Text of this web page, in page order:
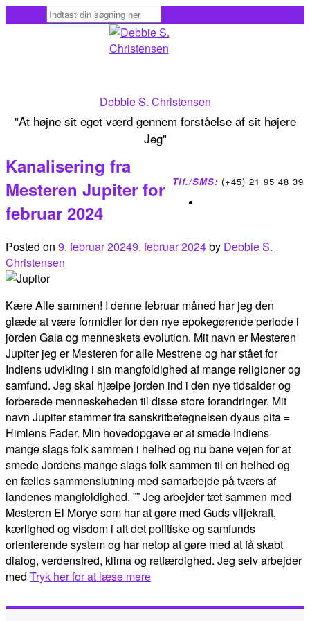
to
Debbie S. Christensen
"At højne sit eget værd gennem forståelse af sit højere
Jeg"
Tlf./SMS: (+45) 21 95 48 39
Kanalisering fra
Mesteren Jupiter for
februar 2024
Posted on 9. februar 20249. februar 2024by Debbie S.
Christensen
Kære Alle sammen! I denne februar måned har jeg den
glæde at være formidler for den nye epokegørende periode i
jorden Gaia og menneskets evolution. Mit navn er Mesteren
Jupiter jeg er Mesteren for alle Mestrene og har stået for
Indiens udvikling i sin mangfoldighed af mange religioner og
samfund. Jeg skal hjælpe jorden ind i den nye tidsalder og
forberede menneskeheden til disse store forandringer. Mit
navn Jupiter stammer fra sanskritbetegnelsen dyaus pita =
Himlens Fader. Min hovedopgave er at smede Indiens
mange slags folk sammen i helhed og nu bane vejen for at
smede Jordens mange slags folk sammen til en helhed og
en fælles sammenslutning med samarbejde på tværs af
landenes mangfoldighed. ¨¨ Jeg arbejder tæt sammen med
Mesteren El Morye som har at gøre med Guds viljekraft,
kærlighed og visdom i alt det politiske og samfunds
orienterende system og har netop at gøre med at få skabt
dialog, verdensfred, klima og retfærdighed. Jeg selv arbejder
med Tryk her for at læse mere